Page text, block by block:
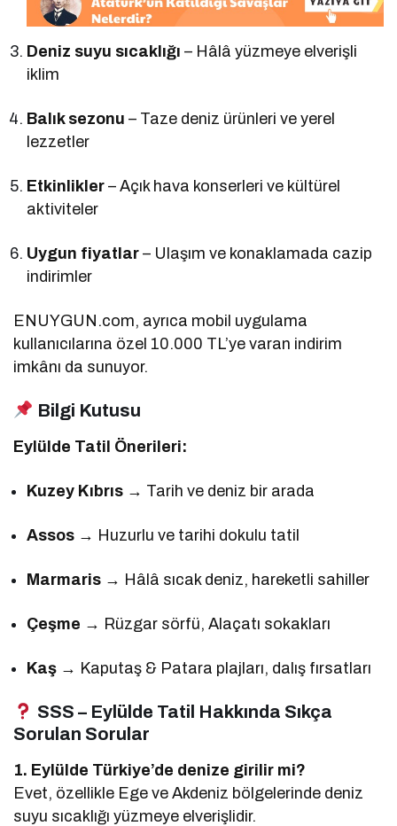
Deniz suyu sıcaklığı – Hâlâ yüzmeye elverişli
iklim
Balık sezonu – Taze deniz ürünleri ve yerel
lezzetler
Etkinlikler – Açık hava konserleri ve kültürel
aktiviteler
Uygun fiyatlar – Ulaşım ve konaklamada cazip
indirimler
ENUYGUN.com, ayrıca mobil uygulama
kullanıcılarına özel 10.000 TL’ye varan indirim
imkânı da sunuyor.
Bilgi Kutusu
Eylülde Tatil Önerileri:
Kuzey Kıbrıs → Tarih ve deniz bir arada
Assos → Huzurlu ve tarihi dokulu tatil
Marmaris → Hâlâ sıcak deniz, hareketli sahiller
Çeşme → Rüzgar sörfü, Alaçatı sokakları
Kaş → Kaputaş & Patara plajları, dalış fırsatları
SSS – Eylülde Tatil Hakkında Sıkça
Sorulan Sorular
1. Eylülde Türkiye’de denize girilir mi?
Evet, özellikle Ege ve Akdeniz bölgelerinde deniz
suyu sıcaklığı yüzmeye elverişlidir.